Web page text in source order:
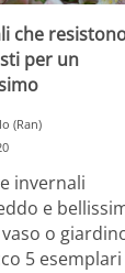
che
per un
(Ran)
invernali
e
o
5 esemplari